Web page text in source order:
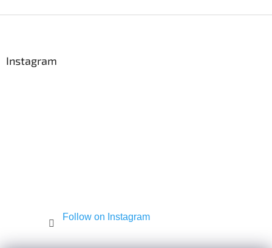
Instagram
Follow on Instagram